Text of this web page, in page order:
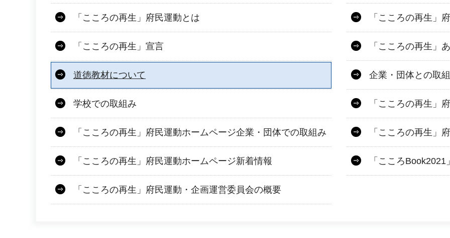
「こころの再生」府民運動とは 「こころの再生」
「こころの再生」宣言 「こころの再生」
道徳教材について 企業・団体との取
学校での取組み 「こころの再生」
「こころの再生」府民運動ホームページ企業・団体での取組み 「こころの再生」
「こころの再生」府民運動ホームページ新着情報 「こころ
「こころの再生」府民運動・企画運営委員会の概要